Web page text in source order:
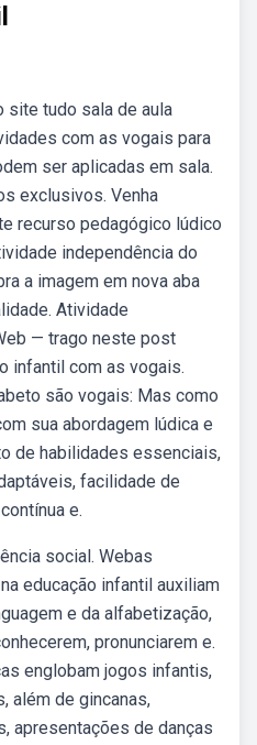
site tudo sala de aula
com as vogais para
ser aplicadas em sala.
exclusivos. Venha
recurso pedagógico lúdico
independência do
a imagem em nova aba
Atividade
— trago neste post
infantil com as vogais.
são vogais: Mas como
sua abordagem lúdica e
de habilidades essenciais,
facilidade de
e.
social. Webas
educação infantil auxiliam
e da alfabetização,
pronunciarem e.
englobam jogos infantis,
além de gincanas,
apresentações de danças